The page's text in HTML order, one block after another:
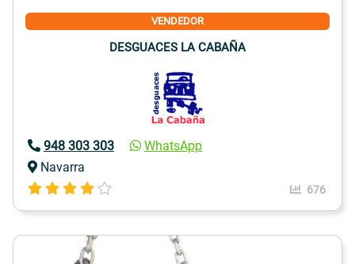
VENDEDOR
DESGUACES LA CABAÑA
948 303 303
WhatsApp
Navarra
676